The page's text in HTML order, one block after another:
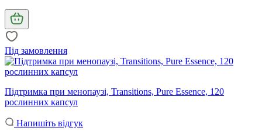
Під замовлення
Підтримка при менопаузі, Transitions, Pure Essence, 120
рослинних капсул
Напишіть відгук